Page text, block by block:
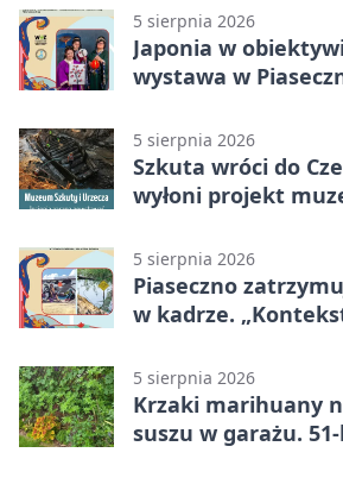
5 sierpnia 2026
Japonia w
wystawa w
5 sierpnia 2026
Szkuta wróci do
wyłoni projekt
5 sierpnia 2026
Piaseczno
w kadrze.
5 sierpnia 2026
Krzaki marihuany
suszu w garażu.